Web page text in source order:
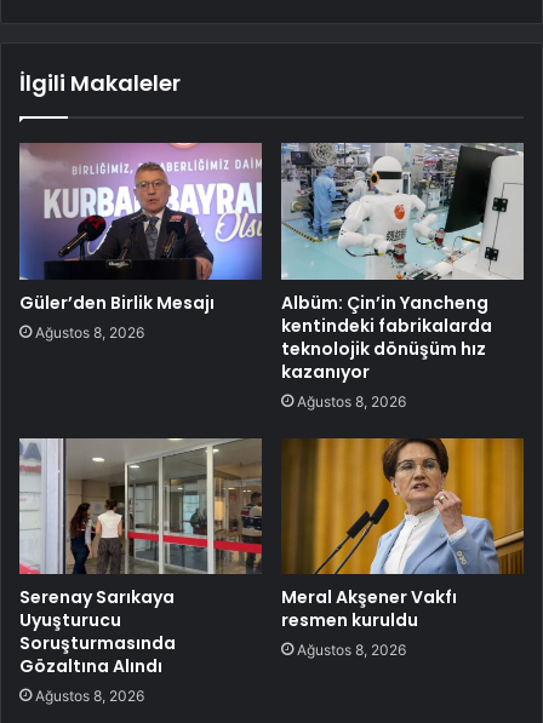
İlgili Makaleler
Güler’den Birlik Mesajı
Ağustos 8, 2026
Albüm: Çin’in Yancheng
kentindeki fabrikalarda
teknolojik dönüşüm hız
kazanıyor
Ağustos 8, 2026
Serenay Sarıkaya
Uyuşturucu
Soruşturmasında
Gözaltına Alındı
Ağustos 8, 2026
Meral Akşener Vakfı
resmen kuruldu
Ağustos 8, 2026